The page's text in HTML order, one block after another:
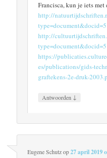
Francisca, kun je iets
http://
http://
https://
es/publications/gids-
graftekens-2e-druk-
Antwoorden ↓
Eugene Schutzop27 april 2019